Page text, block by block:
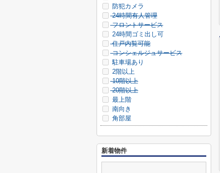
防犯カメラ
24時間有人管理
フロントサービス
24時間ゴミ出し可
住戸内覧可能
コンシェルジュサービス
駐車場あり
2階以上
10階以上
20階以上
最上階
南向き
角部屋
新着物件